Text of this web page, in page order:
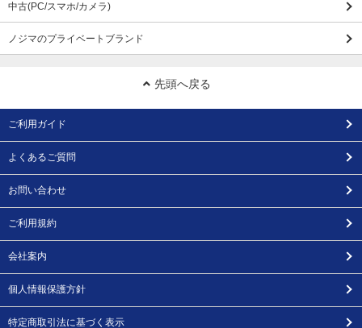
中古(PC/スマホ/カメラ)
ノジマのプライベートブランド
先頭へ戻る
ご利用ガイド
よくあるご質問
お問い合わせ
ご利用規約
会社案内
個人情報保護方針
特定商取引法に基づく表示